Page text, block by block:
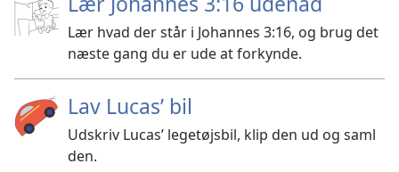
Lær hvad der står i Johannes 3:16, og brug det
næste gang du er ude at forkynde.
Lav Lucas’ bil
Udskriv Lucas’ legetøjsbil, klip den ud og saml
den.